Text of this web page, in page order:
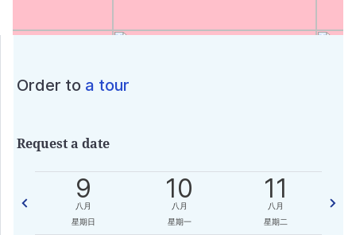
Order to a tour
Request a date
9
八月
星期日
10
八月
星期一
11
八月
星期二